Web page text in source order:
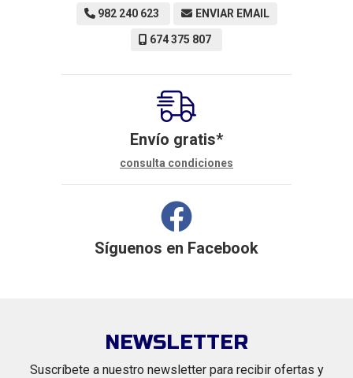
982 240 623 ENVIAR EMAIL
674 375 807
Envío gratis*
consulta condiciones
Síguenos en Facebook
NEWSLETTER
Suscríbete a nuestro newsletter para recibir ofertas y